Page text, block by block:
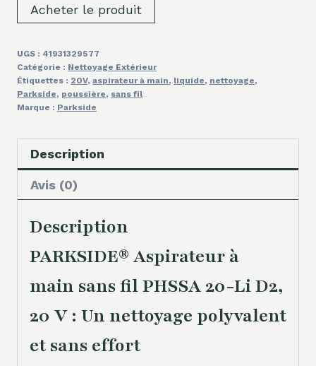
Acheter le produit
UGS : 41931329577
Catégorie : Nettoyage Extérieur
Étiquettes : 20V, aspirateur à main, liquide, nettoyage,
Parkside, poussière, sans fil
Marque : Parkside
Description
Avis (0)
Description
PARKSIDE® Aspirateur à
main sans fil PHSSA 20-Li D2,
20 V : Un nettoyage polyvalent
et sans effort